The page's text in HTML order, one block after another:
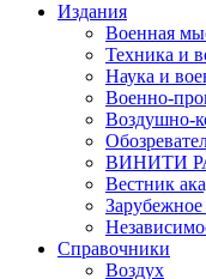
Издания
Военная
Техника и
Наука и
Военно-
Воздушно-
ВИНИТИ
Вестник
Справочники
Воздух